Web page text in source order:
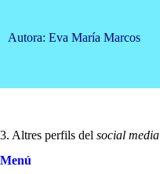
Autora: Eva María Marcos
3. Altres perfils del social media
Menú